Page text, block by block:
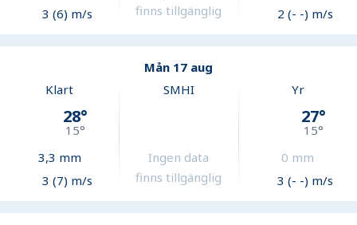
3 (6) m/s
finns tillgänglig
2 (- -) m/s
Mån 17 aug
Klart
28°
15°
3,3 mm
3 (7) m/s
SMHI
Ingen data
finns tillgänglig
Yr
27°
15°
0 mm
3 (- -) m/s